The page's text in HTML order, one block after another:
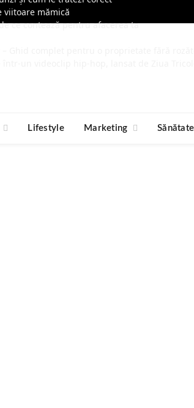
viitoare mămică
ce contează pentru afacerea ta
Lifestyle Marketing Sănătate